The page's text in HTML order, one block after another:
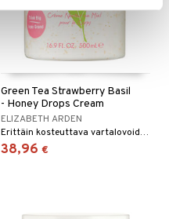
Green Tea Strawberry Basil
- Honey Drops Cream
ELIZABETH ARDEN
Erittäin kosteuttava vartalovoide Elizabeth Ardenilta.
38,96 €